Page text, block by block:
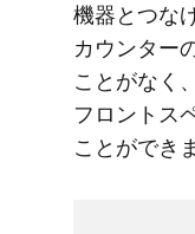
機器と​つな​
カウンター
ことがなく
フロントス
ことができ